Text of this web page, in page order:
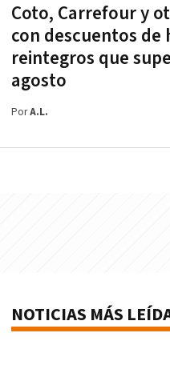
Coto, Carrefour y
con descuentos de
reintegros que
agosto
PorA.L.
NOTICIAS MÁS